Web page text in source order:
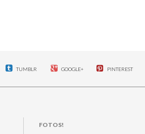
TUMBLR GOOGLE+ PINTEREST
FOTOS!